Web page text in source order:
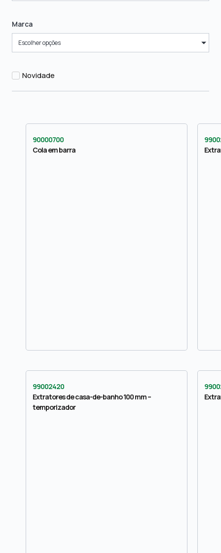
Marca
Escolher opções
Novidade
90000700
Cola em barra
99002420
Extratores de casa-de-banho 100 mm –
temporizador